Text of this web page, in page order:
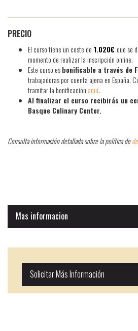
PRECIO
El curso tiene un coste de 1.020€ que se
momento de realizar la inscripción online.
​Este curso esbonificable a través de
trabajadoras por cuenta ajena en España.
tramitar la bonificación aquí.
Al finalizar el curso recibirás un
Basque Culinary Center.
Consulta información detallada sobre la política de
Mas informacion
Solicitar Más Información